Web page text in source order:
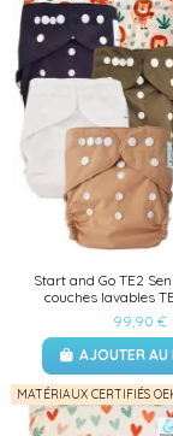
Start and Go TE2
couches lavables
99,90 €
AJOUTER AU
MATÉRIAUX CERTIFIÉS